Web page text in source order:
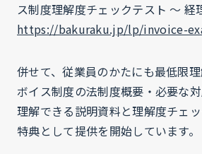
ス制度理解度チェックテスト 〜 経
https://bakuraku.jp/lp/invoice-
併せて、従業員のかたにも最低限
ボイス制度の法制度概要・必要な
理解できる説明資料と理解度チェ
特典として提供を開始しています。